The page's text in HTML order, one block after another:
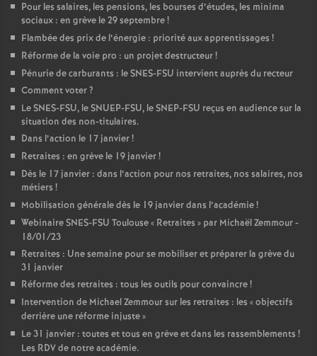
Pour les salaires, les pensions, les bourses d’études, les minima
sociaux : en grève le 29 septembre!
Flambée des prix de l’énergie : priorité aux apprentissages !
Réforme de la voie pro : un projet destructeur!
Pénurie de carburants : le SNES-FSU intervient auprès du recteur
Comment voter?
Le SNES-FSU, le SNUEP-FSU, le SNEP-FSU reçus en audience sur la
situation des non-titulaires.
Dans l’action le 17 janvier!
Retraites : en grève le 19 janvier!
Dès le 17 janvier : dans l’action pour nos retraites, nos salaires, nos
métiers !
Mobilisation générale dès le 19 janvier dans l’académie!
Webinaire SNES-FSU Toulouse « Retraites » par Michaël Zemmour -
18/01/23
Retraites : Une semaine pour se mobiliser et préparer la grève du
31 janvier
Réforme des retraites : tous les outils pour convaincre!
Intervention de Michael Zemmour sur les retraites : les «objectifs
derrière une réforme injuste»
Le 31 janvier : toutes et tous en grève et dans les rassemblements !
Les RDV de notre académie.